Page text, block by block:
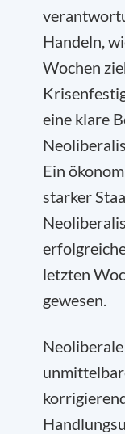
Handeln,
Wochen
eine klare
Ein
starker
letzten
gewesen.